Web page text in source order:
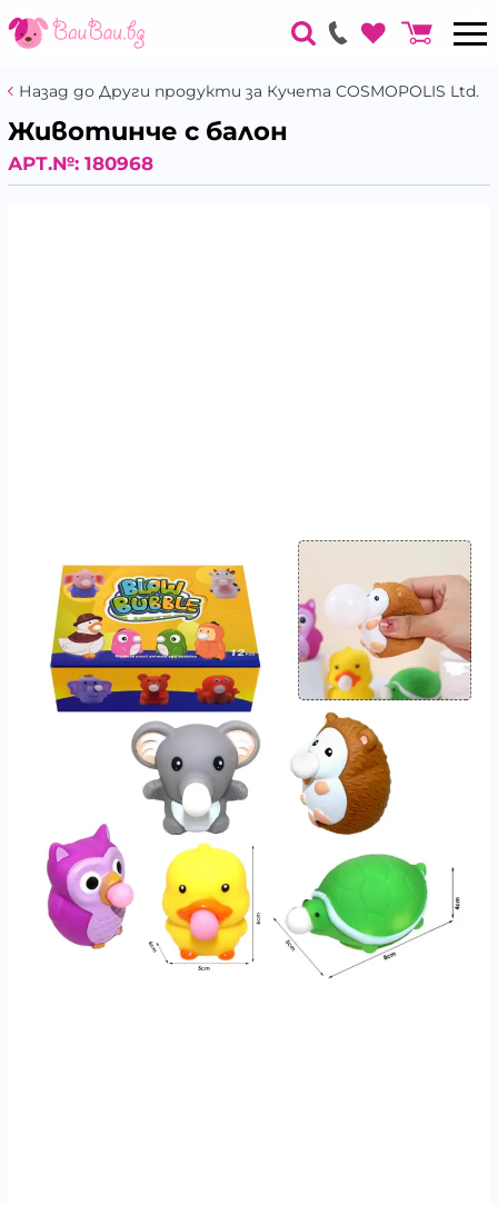
Назад до Други продукти за Кучета COSMOPOLIS Ltd.
Животинче с балон
АРТ.№: 180968